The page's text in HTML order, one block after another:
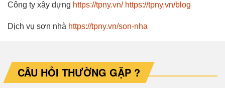
Công ty xây dựng https://tpny.vn/ https://tpny.vn/blog
Dịch vụ sơn nhà https://tpny.vn/son-nha
CÂU HỎI THƯỜNG GẶP ?